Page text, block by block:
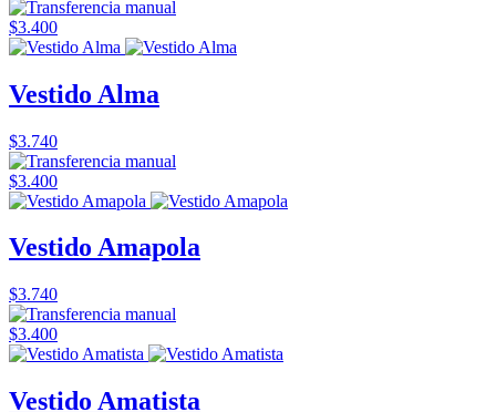
$3.400
Vestido Alma
$3.740
$3.400
Vestido Amapola
$3.740
$3.400
Vestido Amatista